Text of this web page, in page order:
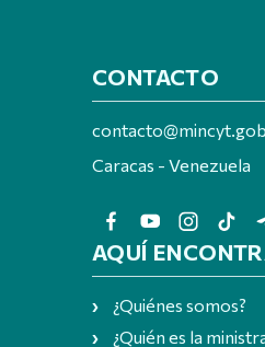
CONTACTO
Caracas - Venezuela
AQUÍ
¿Quiénes somos?
¿Quién es la